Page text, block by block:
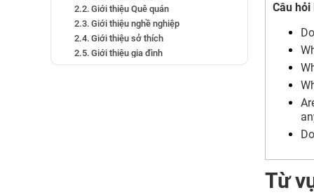
Giới thiệu Quê quán
Giới thiệu nghề nghiệp
Giới thiệu sở thích
Giới thiệu gia đình
Bài mẫu topic Introduce Yourself
Câu hỏi
Từ